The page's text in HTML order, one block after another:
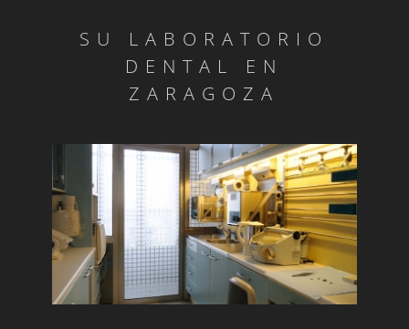
Dentadura sobre implantes
Día mundial de la salud bucodental
Endodoncia
Estomatitis
Gingivitis/a>
Glositis
Guía básica sobre la colocación de un implante
SU LABORATORIO
DENTAL EN
ZARAGOZA